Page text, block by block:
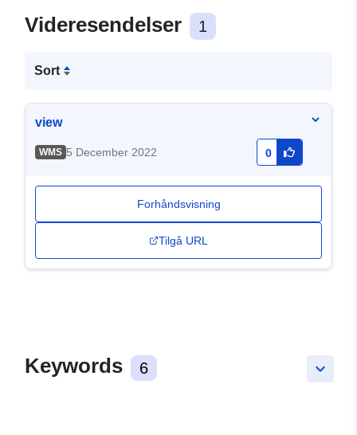
Videresendelser 1
Sort
view
WMS 5 December 2022 0
Forhåndsvisning
Tilgå URL
keyboard_arrow_down
Keywords 6